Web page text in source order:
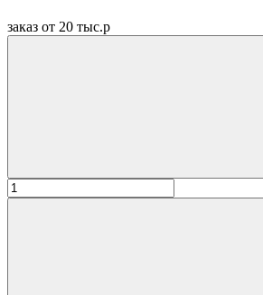
заказ от 20 тыс.р